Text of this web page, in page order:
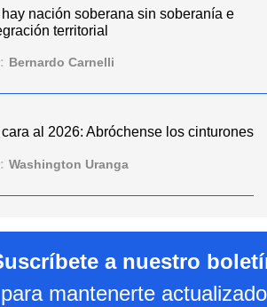
hay nación soberana sin soberanía e
territorial
Bernardo Carnelli
cara al 2026: Abróchense los cinturones
Washington Uranga
a nuestro
para mantenerte actualizado